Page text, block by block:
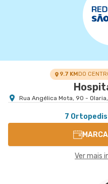
9.7 KMDO
Rua Angélica Mota, 90 -
7
Ver mais